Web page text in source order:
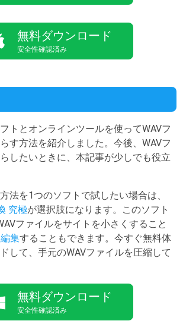
無料ダウンロード
安全性確認済み
トとオンラインツールを使ってWAVフ
す方法を紹介しました。今後、WAVフ
したいときに、本記事が少しでも役立
法を1つのソフトで試したい場合は、
究極が選択肢になります。このソフト
ファイルをサイトを小さくすること
集することもできます。今すぐ無料体
して、手元のWAVファイルを圧縮して
無料ダウンロード
安全性確認済み